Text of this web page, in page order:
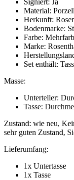
Material:
Herkunft:
Bodenmarke:
Farbe:
Marke:
Set enthält:
Masse:
Unterteller:
Tasse:
Zustand: wie neu,
sehr guten Zustand,
Lieferumfang:
1x Untertasse
1x Tasse